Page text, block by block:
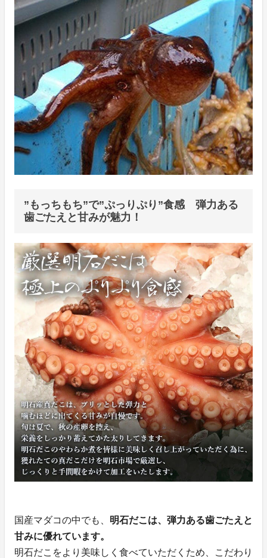
”もっちもち”で”ぷっりぷり”食感 弾力ある
歯ごたえと甘みが魅力！
国産マダコの中でも、 明石だこは、弾力ある歯ごたえと
甘みに優れています。
明石だこをより美味しく食べていただくため、こだわり